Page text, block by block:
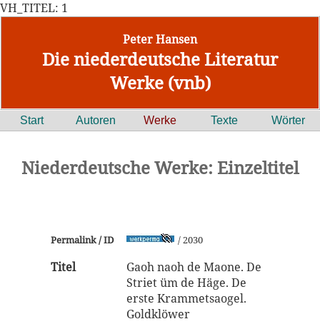
VH_TITEL: 1
Peter Hansen
Die niederdeutsche Literatur
Werke (vnb)
Start Autoren Werke Texte Wörter
Niederdeutsche Werke: Einzeltitel
Permalink / ID / 2030
Titel
Gaoh naoh de Maone. De
Striet üm de Häge. De
erste Krammetsaogel.
Goldklöwer